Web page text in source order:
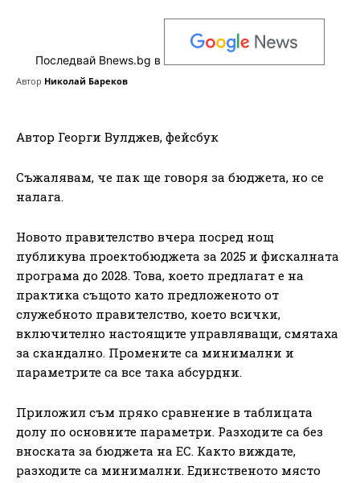
Последвай Bnews.bg в
Автор Николай Бареков
Автор Георги Вулджев, фейсбук
Съжалявам, че пак ще говоря за бюджета, но се
налага.
Новото правителство вчера посред нощ
публикува проектобюджета за 2025 и фискалната
програма до 2028. Това, което предлагат е на
практика същото като предложеното от
служебното правителство, което всички,
включително настоящите управляващи, смятаха
за скандално. Промените са минимални и
параметрите са все така абсурдни.
Приложил съм пряко сравнение в таблицата
долу по основните параметри. Разходите са без
вноската за бюджета на ЕС. Както виждате,
разходите са минимални. Единственото място